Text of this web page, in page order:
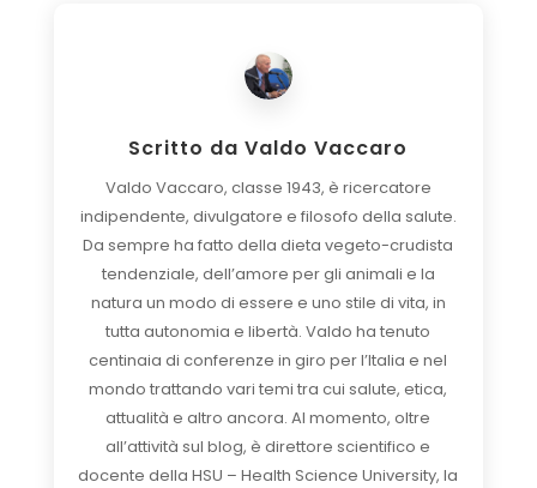
Scritto daValdo Vaccaro
Valdo Vaccaro, classe 1943, è ricercatore
indipendente, divulgatore e filosofo della salute.
Da sempre ha fatto della dieta vegeto-crudista
tendenziale, dell’amore per gli animali e la
natura un modo di essere e uno stile di vita, in
tutta autonomia e libertà. Valdo ha tenuto
centinaia di conferenze in giro per l’Italia e nel
mondo trattando vari temi tra cui salute, etica,
attualità e altro ancora. Al momento, oltre
all’attività sul blog, è direttore scientifico e
docente della HSU – Health Science University, la